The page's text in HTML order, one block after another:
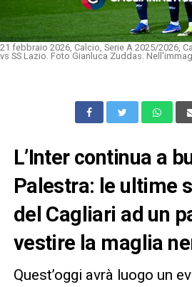
21 febbraio 2026, Calcio, Serie A 2025/2026,
vs SS Lazio. Foto Gianluca Zuddas.
L’Inter continua a
Palestra: le ultime
del Cagliari ad un
vestire la maglia
Quest’oggi avrà luogo un